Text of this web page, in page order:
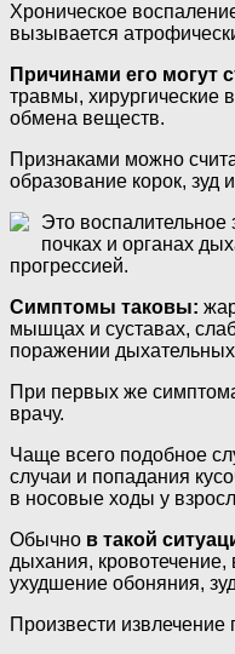
Хроническое
вызывается
Причинами его могут
травмы, хирургические
обмена веществ.
Признаками можно
образование корок, зуд
Это воспалительное
почках и органах
прогрессией.
Симптомы таковы:
мышцах и суставах,
поражении дыхательных
При первых же
врачу.
Чаще всего подобное
случаи и попадания
в носовые ходы у
Обычно в такой
дыхания, кровотечение,
ухудшение обоняния,
Произвести извлечение